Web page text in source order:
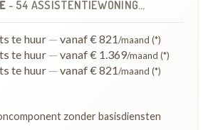
- 54 ASSISTENTIEWONINGEN
te huur — vanaf € 821/maand (*)
te huur — vanaf € 1.369/maand (*)
te huur — vanaf € 821/maand (*)
zonder basisdiensten